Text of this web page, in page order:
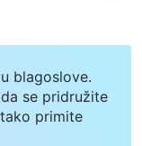
blagoslove.
se pridružite
primite